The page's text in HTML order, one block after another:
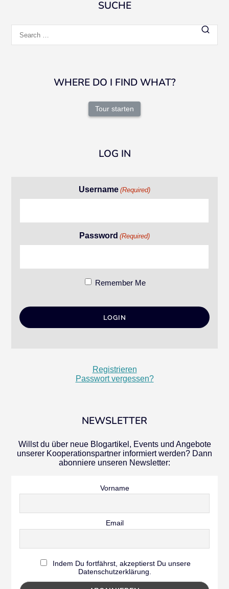
SUCHE
for:
WHERE DO I FIND WHAT?
Tour starten
LOG IN
Username (Required)
Password (Required)
Remember Me
Registrieren
Passwort vergessen?
NEWSLETTER
Willst du über neue Blogartikel, Events und Angebote
unserer Kooperationspartner informiert werden? Dann
abonniere unseren Newsletter:
Vorname
Email
Indem Du fortfährst, akzeptierst Du unsere
Datenschutzerklärung.